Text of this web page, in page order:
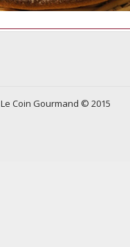
Le Coin Gourmand © 2015